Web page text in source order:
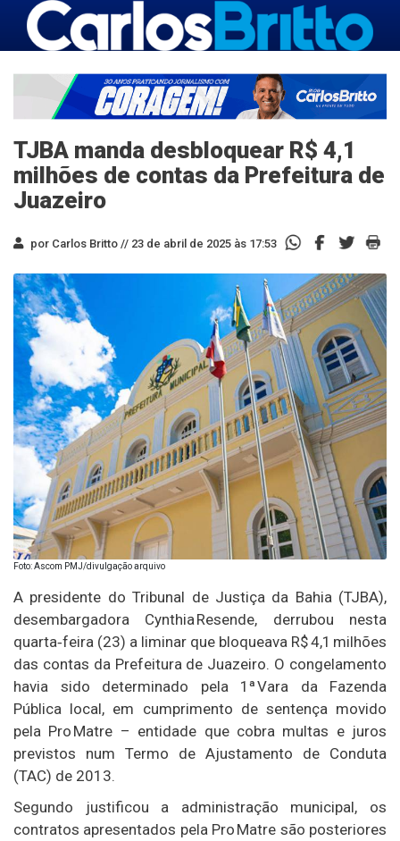
TJBA manda desbloquear R$ 4,1
milhões de contas da Prefeitura de
Juazeiro
por Carlos Britto // 23 de abril de 2025 às 17:53
Foto: Ascom PMJ/divulgação arquivo
A presidente do Tribunal de Justiça da Bahia (TJBA),
desembargadora Cynthia Resende, derrubou nesta
quarta‑feira (23) a liminar que bloqueava R$ 4,1 milhões
das contas da Prefeitura de Juazeiro. O congelamento
havia sido determinado pela 1ª Vara da Fazenda
Pública local, em cumprimento de sentença movido
pela Pro Matre – entidade que cobra multas e juros
previstos num Termo de Ajustamento de Conduta
(TAC) de 2013.
Segundo justificou a administração municipal, os
contratos apresentados pela Pro Matre são posteriores